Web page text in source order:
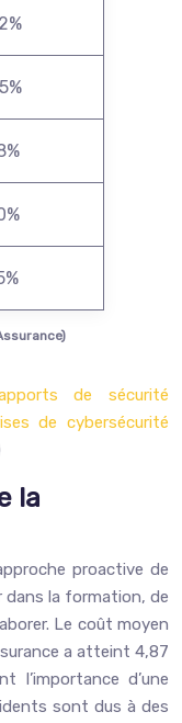
de sécurité
de cybersécurité
la
proactive de
dans la formation, de
Le coût moyen
a atteint 4,87
l’importance d’une
sont dus à des